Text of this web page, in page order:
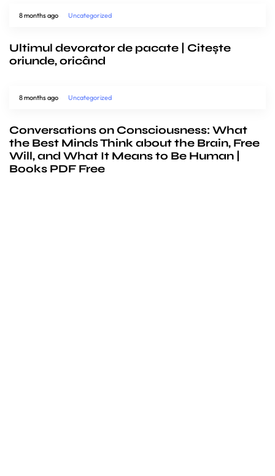
8 months ago Uncategorized
Ultimul devorator de pacate | Citește
oriunde, oricând
8 months ago Uncategorized
Conversations on Consciousness: What
the Best Minds Think about the Brain, Free
Will, and What It Means to Be Human |
Books PDF Free